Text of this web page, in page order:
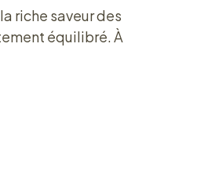
riche saveur des
équilibré. À